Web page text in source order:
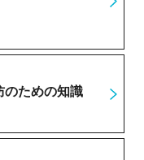
のための知識